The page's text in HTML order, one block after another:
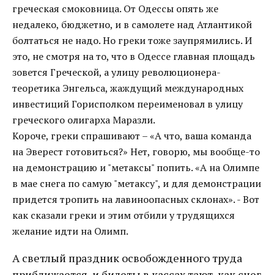
греческая смоковница. От Одессы опять же
недалеко, бюджетно, и в самолете над Атлантикой
болтаться не надо. Но греки тоже заупрямились. И
это, не смотря на то, что в Одессе главная площадь
зовется Греческой, а улицу революционера-
теоретика Энгельса, жаждущий международных
инвестиций Горисполком переименовал в улицу
греческого олигарха Маразли.
Короче, греки спрашивают – «А что, ваша команда
на Эверест готовиться?» Нет, говорю, мы вообще-то
на демонстрацию и "метаксы" попить. «А на Олимпе
в мае снега по самую "метаксу", и для демонстрации
придется тропить на лавиноопасных склонах». - Вот
как сказали греки и этим отбили у трудящихся
желание идти на Олимп.
А светлый праздник освобожденного труда